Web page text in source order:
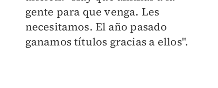
gente para que venga. Les
necesitamos. El año pasado
ganamos títulos gracias a ellos".